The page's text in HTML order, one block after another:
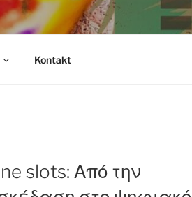
Kontakt
slots: Από την